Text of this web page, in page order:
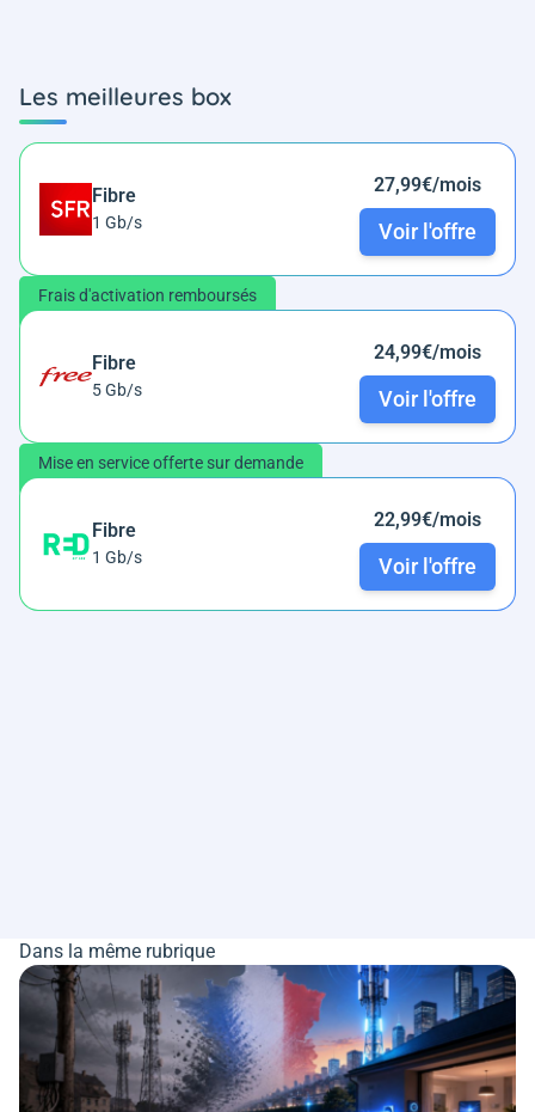
Les meilleures box
Fibre
1 Gb/s
27,99€/mois
Voir l'offre
Frais d'activation remboursés
Fibre
5 Gb/s
24,99€/mois
Voir l'offre
Mise en service offerte sur demande
Fibre
1 Gb/s
22,99€/mois
Voir l'offre
Dans la même rubrique